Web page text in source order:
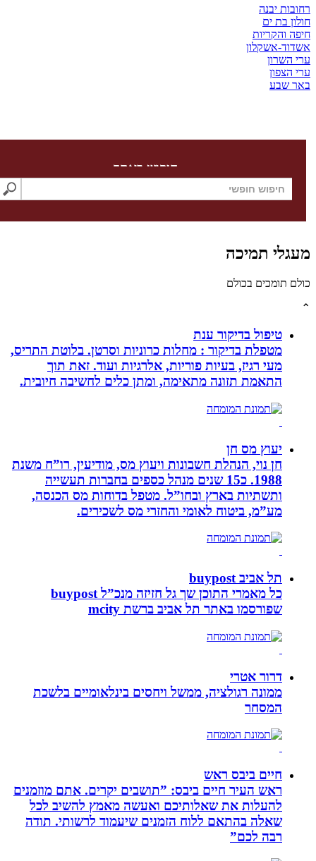
יבנה
בת ים
אשקלון
חיפוש באתר
תמיכה
בכולם
טיפול בדיקור ענת
מטפלת בדיקור : מחלות כרוניות וסרטן. בלוטת התריס,
מעי רגיז, בעיות פוריות, אלרגיות ועוד. זאת תוך
התאמת תזונה מתאימה, ומתן כלים לחשיבה חיובית.
יעוץ מס חן
חן נוי, הנהלת חשבונות ויעוץ מס, מודיעין, רו”ח משנת
1988. כ15 שנים מנהל כספים בחברות תעשייה
ותשתיות בארץ ובחו”ל. מטפל בדוחות מס הכנסה,
מע”מ, ביטוח לאומי והחזרי מס לשכירים.
תל אביב buypost
כל מאמרי התוכן שך גל חזיזה מנכ”ל buypost
שפורסמו באתר תל אביב ברשת mcity
דרור אטרי
ממונה רגולציה, ממשל ויחסים בינלאומיים בלשכת
המסחר
חיים ביבס ראש
ראש העיר חיים ביבס: ”תושבים יקרים. אתם מוזמנים
להעלות את שאלותיכם ואעשה מאמץ להשיב לכל
שאלה בהתאם ללוח הזמנים שיעמוד לרשותי. תודה
רבה לכם”